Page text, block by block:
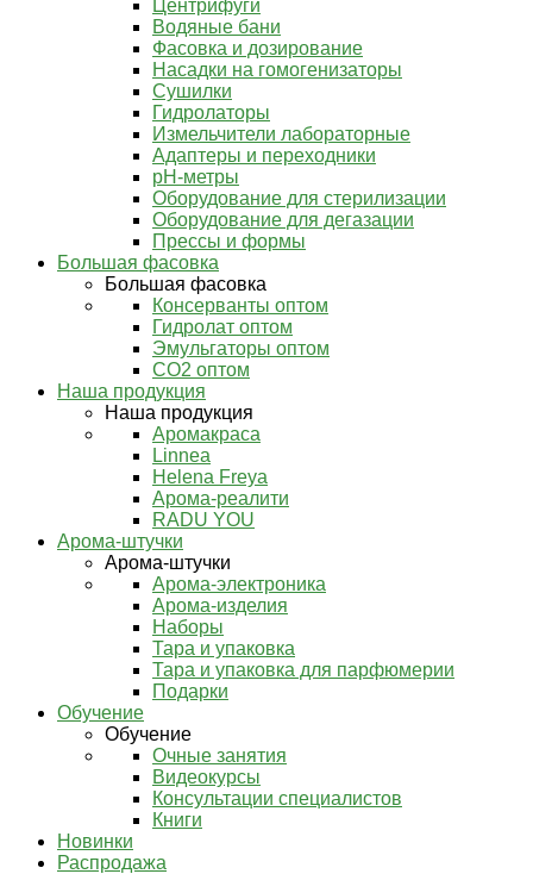
Центрифуги
Водяные бани
Фасовка и дозирование
Насадки на гомогенизаторы
Сушилки
Гидролаторы
Измельчители лабораторные
Адаптеры и переходники
pH-метры
Оборудование для стерилизации
Оборудование для дегазации
Прессы и формы
Большая фасовка
Большая фасовка
Консерванты оптом
Гидролат оптом
Эмульгаторы оптом
СО2 оптом
Наша продукция
Наша продукция
Аромакраса
Linnea
Helena Freya
Арома-реалити
RADU YOU
Арома-штучки
Арома-штучки
Арома-электроника
Арома-изделия
Наборы
Тара и упаковка
Тара и упаковка для парфюмерии
Подарки
Обучение
Обучение
Очные занятия
Видеокурсы
Консультации специалистов
Книги
Новинки
Распродажа